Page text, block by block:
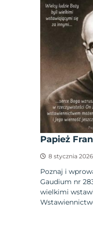
Papież
8 stycznia 2026
Poznaj i
Gaudium nr
wielkimi